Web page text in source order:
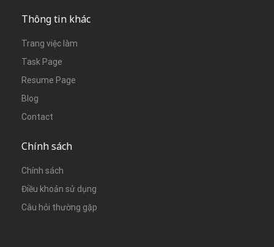
Thông tin khác
Trang việc làm
Task Page
Resume Page
Blog
Contact
Chính sách
Chính sách
Điều khoản sử dụng
Câu hỏi thường gặp